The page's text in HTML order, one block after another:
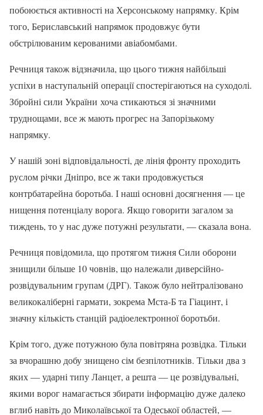
побоюється активності на Херсонському напрямку. Крім
того, Бериславський напрямок продовжує бути
обстрілюваним керованими авіабомбами.
Речниця також відзначила, що цього тижня найбільші
успіхи в наступальній операції спостерігаються на суходолі.
Збройні сили України хоча стикаються зі значними
труднощами, все ж мають прогрес на Запорізькому
напрямку.
У нашій зоні відповідальності, де лінія фронту проходить
руслом річки Дніпро, все ж таки продовжується
контрбатарейна боротьба. І наші основні досягнення — це
нищення потенціалу ворога. Якщо говорити загалом за
тиждень, то у нас дуже потужні результати, — сказала вона.
Речниця повідомила, що протягом тижня Сили оборони
знищили більше 10 човнів, що належали диверсійно-
розвідувальним групам (ДРГ). Також було нейтралізовано
великокаліберні гармати, зокрема Мста-Б та Гіацинт, і
значну кількість станцій радіоелектронної боротьби.
Крім того, дуже потужною була повітряна розвідка. Тільки
за вчорашню добу знищено сім безпілотників. Тільки два з
яких — ударні типу Ланцет, а решта — це розвідувальні,
якими ворог намагається збирати інформацію дуже далеко
вглиб навіть до Миколаївської та Одеської областей, —